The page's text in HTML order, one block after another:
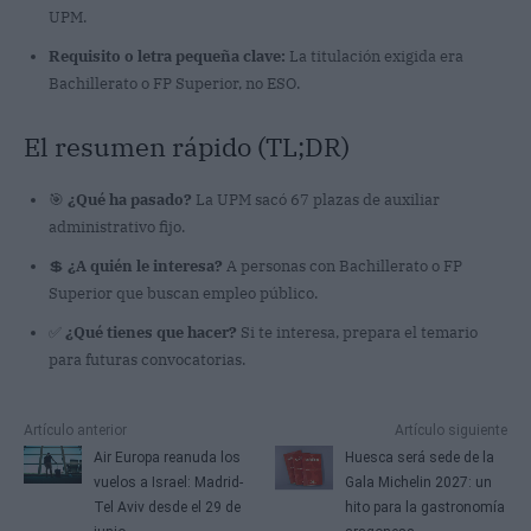
UPM.
Requisito o letra pequeña clave: La titulación exigida era
Bachillerato o FP Superior, no ESO.
El resumen rápido (TL;DR)
🎯 ¿Qué ha pasado? La UPM sacó 67 plazas de auxiliar
administrativo fijo.
💲 ¿A quién le interesa? A personas con Bachillerato o FP
Superior que buscan empleo público.
¿Qué tienes que hacer? Si te interesa, prepara el temario
para futuras convocatorias.
Artículo anterior
Air Europa reanuda los
vuelos a Israel: Madrid-
Tel Aviv desde el 29 de
Artículo siguiente
Huesca será sede de la
Gala Michelin 2027: un
hito para la gastronomía